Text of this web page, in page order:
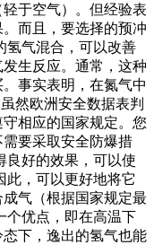
于空气）。但经验表
而且，要选择的预冲
氢气混合，可以改善
生反应。通常，这种
事实表明，在氮气中
然欧洲安全数据表判
相应的国家规定。您
要采取安全防爆措
良好的效果，可以使
此，可以更好地将它
气（根据国家规定最
个优点，即在高温下
下，逸出的氢气也能